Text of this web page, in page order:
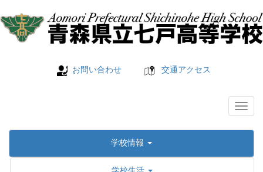
お問い合わせ 交通アクセス
学校情報
学校生活